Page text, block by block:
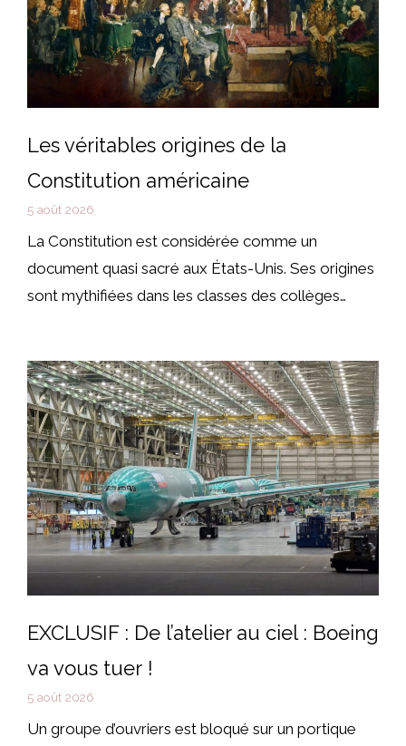
Les véritables origines de la
Constitution américaine
5 août 2026
La Constitution est considérée comme un
document quasi sacré aux États-Unis. Ses origines
sont mythifiées dans les classes des collèges…
EXCLUSIF : De l’atelier au ciel : Boeing
va vous tuer !
5 août 2026
Un groupe d’ouvriers est bloqué sur un portique